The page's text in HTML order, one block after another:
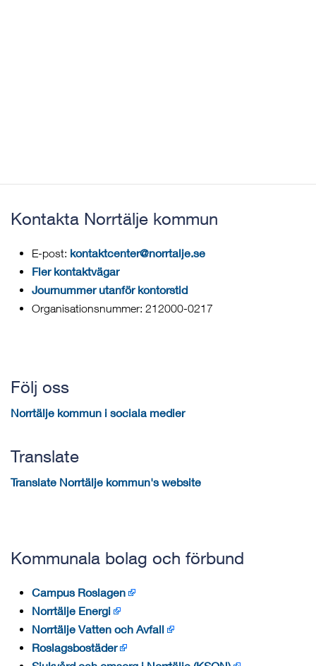
Kontakta Norrtälje kommun
E-post: kontaktcenter@norrtalje.se
Fler kontaktvägar
Journummer utanför kontorstid
Organisationsnummer: 212000-0217
Följ oss
Norrtälje kommun i sociala medier
Translate
Translate Norrtälje kommun's website
Kommunala bolag och förbund
Campus Roslagen
Norrtälje Energi
Norrtälje Vatten och Avfall
Roslagsbostäder